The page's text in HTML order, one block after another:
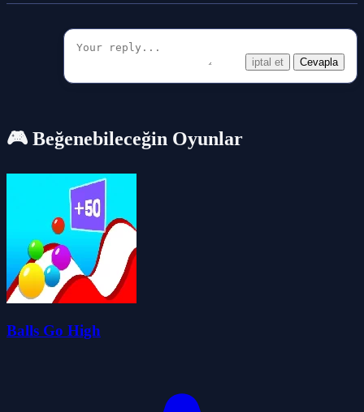
iptal et Cevapla
🎮 Beğenebileceğin Oyunlar
Balls Go High